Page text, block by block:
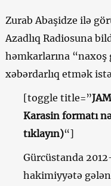
Zurab Abaşidze ilə
Azadlıq Radiosuna
həmkarlarına
xəbərdarlıq etmək
[toggle title=”
Karasin formatı
tıklayın)“]
Gürcüstanda
hakimiyyətə